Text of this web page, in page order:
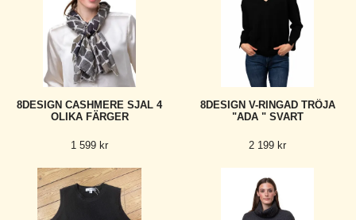
8DESIGN CASHMERE SJAL 4
OLIKA FÄRGER
1 599 kr
8DESIGN V-RINGAD TRÖJA
"ADA " SVART
2 199 kr